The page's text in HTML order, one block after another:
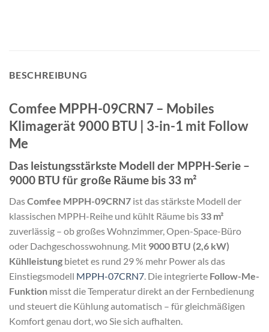
BESCHREIBUNG
Comfee MPPH-09CRN7 – Mobiles
Klimagerät 9000 BTU | 3-in-1 mit Follow
Me
Das leistungsstärkste Modell der MPPH-Serie –
9000 BTU für große Räume bis 33 m²
DasComfee MPPH-09CRN7 ist das stärkste Modell der
klassischen MPPH-Reihe und kühlt Räume bis 33 m²
zuverlässig – ob großes Wohnzimmer, Open-Space-Büro
oder Dachgeschosswohnung. Mit 9000 BTU (2,6 kW)
Kühlleistung bietet es rund 29 % mehr Power als das
Einstiegsmodell MPPH-07CRN7. Die integrierte Follow-Me-
Funktion misst die Temperatur direkt an der Fernbedienung
und steuert die Kühlung automatisch – für gleichmäßigen
Komfort genau dort, wo Sie sich aufhalten.